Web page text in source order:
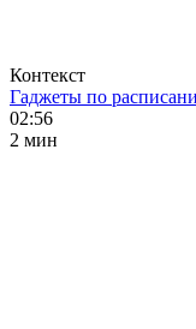
Контекст
Гаджеты по
02:56
2 мин